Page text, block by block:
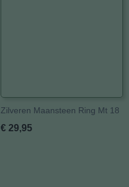
Zilveren Maansteen Ring Mt 18
€ 29,95